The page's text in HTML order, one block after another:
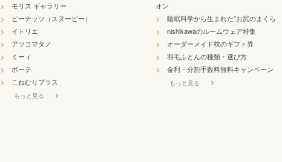
モリス ギャラリー
ピーナッツ（スヌーピー）
イトリエ
アツコマタノ
ミーィ
ボーテ
こねむりプラス
もっと見る
オン
睡眠科学から生まれた"お尻のまくら
nishikawaのルームウェア特集
オーダーメイド枕のギフト券
羽毛ふとんの種類・選び方
金利・分割手数料無料キャンペーン
もっと見る